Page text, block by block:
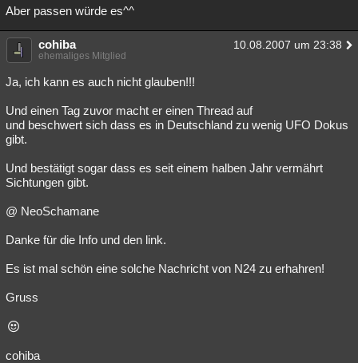
Aber passen würde es^^
cohiba 10.08.2007 um 23:38
ehemaliges Mitglied
Ja, ich kann es auch nicht glauben!!!
Und einen Tag zuvor macht er einen Thread auf
und beschwert sich dass es in Deutschland zu wenig UFO Dokus
gibt.
Und bestätigt sogar dass es seit einem halben Jahr vermährt
Sichtungen gibt.
@ NeoSchamane
Danke für die Info und den link.
Es ist mal schön eine solche Nachricht von N24 zu erhahren!
Gruss
cohiba